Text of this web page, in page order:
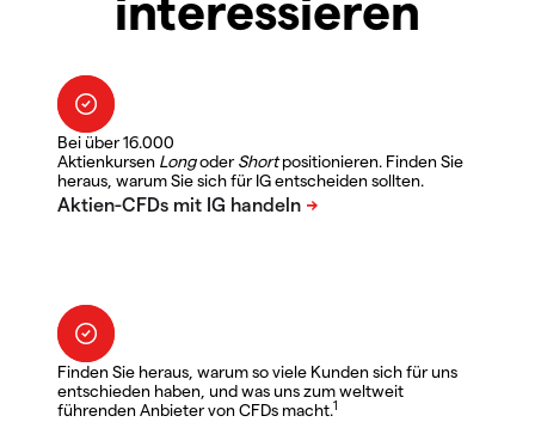
Bei über 16.000
Aktienkursen LongoderShortpositionieren. Finden Sie
heraus, warum Sie sich für IG entscheiden sollten.
Finden Sie heraus, warum so viele Kunden sich für uns
entschieden haben, und was uns zum weltweit
führenden Anbieter von CFDs macht.1